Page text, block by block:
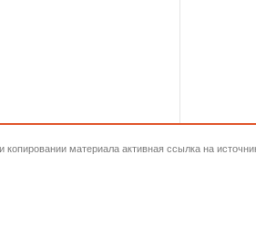
материала активная ссылка на